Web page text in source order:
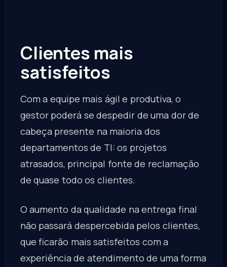
Clientes mais
satisfeitos
Com a equipe mais ágil e produtiva, o
gestor poderá se despedir de uma dor de
cabeça presente na maioria dos
departamentos de TI: os projetos
atrasados, principal fonte de reclamação
de quase todo os clientes.
O aumento da qualidade na entrega final
não passará despercebida pelos clientes,
que ficarão mais satisfeitos com a
experiência de atendimento de uma forma